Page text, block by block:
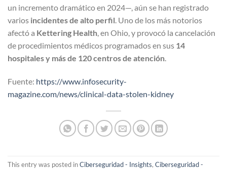
un incremento dramático en 2024—, aún se han registrado
varios incidentes de alto perfil. Uno de los más notorios
afectó a Kettering Health, en Ohio, y provocó la cancelación
de procedimientos médicos programados en sus 14
hospitales y más de 120 centros de atención.
Fuente: https://www.infosecurity-
magazine.com/news/clinical-data-stolen-kidney
This entry was posted inCiberseguridad - Insights, Ciberseguridad -